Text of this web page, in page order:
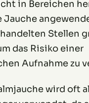
in Bereichen
Jauche
Stellen
das Risiko einer
Aufnahme zu
wird oft